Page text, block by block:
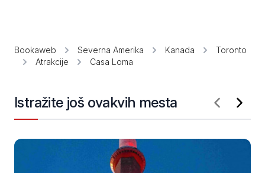
Bookaweb Severna Amerika Kanada
Toronto
Atrakcije
Casa Loma
Istražite još ovakvih mesta